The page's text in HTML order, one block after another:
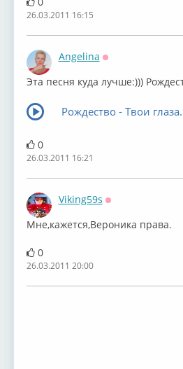
26.03.2011 16:15
Angelina
Эта песня куда лучше:)))
Рождество - Твои
0
26.03.2011 16:21
Viking59s
Мне,кажется,Вероника права.
0
26.03.2011 20:00